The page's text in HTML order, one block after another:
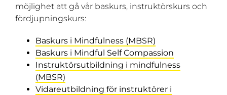
möjlighet att gå vår baskurs, instruktörskurs och
fördjupningskurs:
Baskurs i Mindfulness (MBSR)
Baskurs i Mindful Self Compassion
Instruktörsutbildning i mindfulness
(MBSR)
Vidareutbildning för instruktörer i